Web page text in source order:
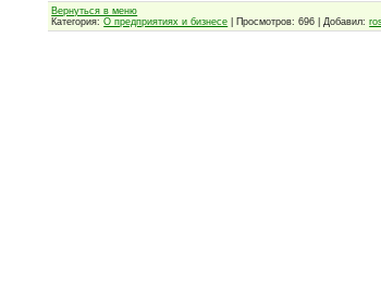
Вернуться в меню
Категория:О предприятиях и бизнесе | Просмотров: 696 | Добавил: